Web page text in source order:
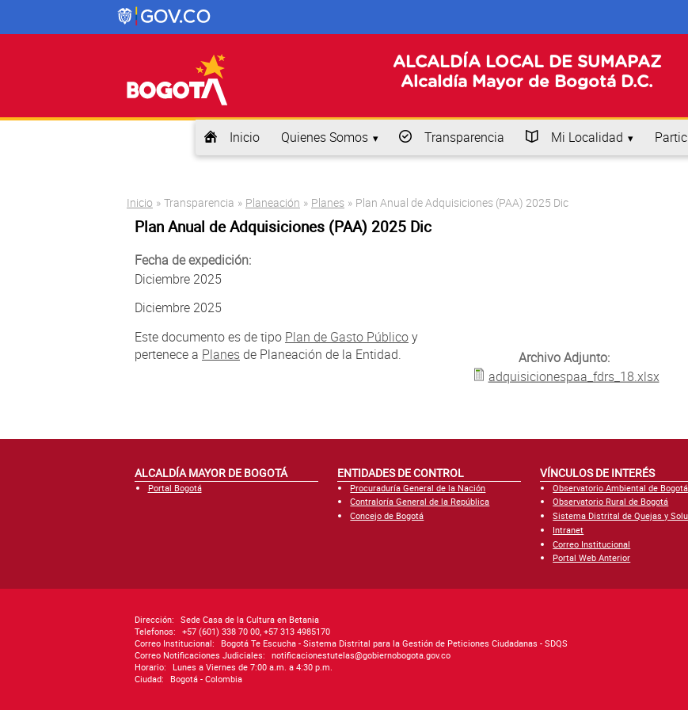
ALCALDÍA LOCAL DE SUMAPAZ
Alcaldía Mayor de Bogotá D.C.
Inicio Quienes Somos Transparencia Mi Localidad
Usted está aquí
Inicio » Transparencia » Planeación » Planes » Plan Anual de Adquisiciones (PAA) 2025 Dic
Plan Anual de Adquisiciones (PAA) 2025 Dic
Fecha de expedición:
Diciembre 2025
Diciembre 2025
Este documento es de tipo Plan de Gasto Públicoy
pertenece a Planesde Planeación de la Entidad.
Archivo Adjunto:
adquisicionespaa_fdrs_18.xlsx
ALCALDÍA MAYOR DE BOGOTÁ
Portal Bogotá
ENTIDADES DE CONTROL
Procuraduría General de la Nación
Contraloría General de la República
Concejo de Bogotá
VÍNCULOS DE INTERÉS
Observatorio Ambiental de Bogotá
Observatorio Rural de Bogotá
Sistema Distrital de Quejas y
Intranet
Correo Institucional
Portal Web Anterior
Dirección: Sede Casa de la Cultura en Betania
Telefonos: +57 (601) 338 70 00, +57 313 4985170
Correo Institucional:
Bogotá Te Escucha - Sistema Distrital para la Gestión de Peticiones Ciudadanas - SDQS
Correo Notificaciones Judiciales: notificacionestutelas@gobiernobogota.gov.co
Horario:
Lunes a Viernes de 7:00 a.m. a 4:30 p.m.
Ciudad:
Bogotá - Colombia